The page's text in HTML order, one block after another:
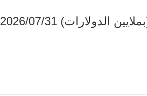
2026/07/31